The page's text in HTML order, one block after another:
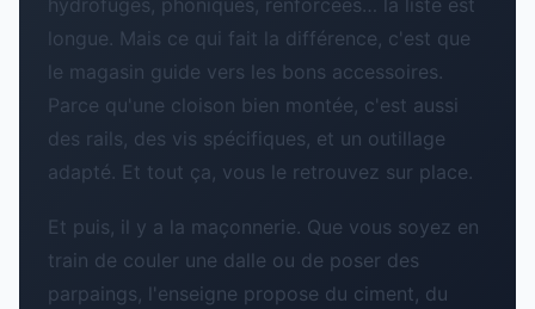
hydrofuges, phoniques, renforcées… la liste est
longue. Mais ce qui fait la différence, c'est que
le magasin guide vers les bons accessoires.
Parce qu'une cloison bien montée, c'est aussi
des rails, des vis spécifiques, et un outillage
adapté. Et tout ça, vous le retrouvez sur place.
Et puis, il y a la maçonnerie. Que vous soyez en
train de couler une dalle ou de poser des
parpaings, l'enseigne propose du ciment, du